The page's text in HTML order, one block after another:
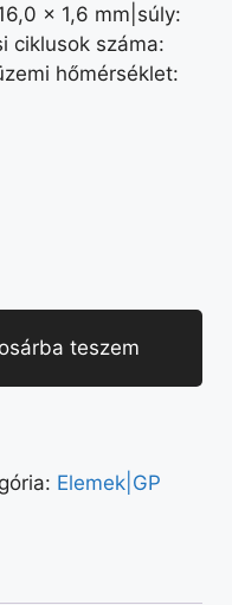
× 1,6 mm|súly:
ciklusok száma:
hőmérséklet:
teszem
Elemek|GP